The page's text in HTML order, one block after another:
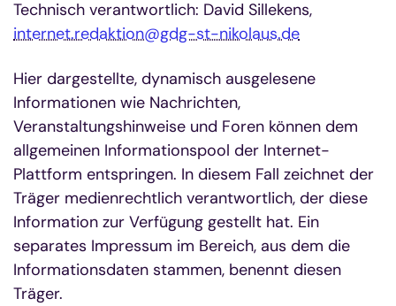
Technisch verantwortlich: David Sillekens,
internet.redaktion@gdg-st-nikolaus.de
Hier dargestellte, dynamisch ausgelesene
Informationen wie Nachrichten,
Veranstaltungshinweise und Foren können dem
allgemeinen Informationspool der Internet-
Plattform entspringen. In diesem Fall zeichnet der
Träger medienrechtlich verantwortlich, der diese
Information zur Verfügung gestellt hat. Ein
separates Impressum im Bereich, aus dem die
Informationsdaten stammen, benennt diesen
Träger.